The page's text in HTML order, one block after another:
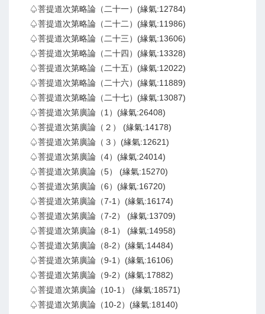
♤菩提道次第略論（二十一）(緣氣:12784)
♤菩提道次第略論（二十二）(緣氣:11986)
♤菩提道次第略論（二十三）(緣氣:13606)
♤菩提道次第略論（二十四）(緣氣:13328)
♤菩提道次第略論（二十五）(緣氣:12022)
♤菩提道次第略論（二十六）(緣氣:11889)
♤菩提道次第略論（二十七）(緣氣:13087)
♤菩提道次第廣論（1）(緣氣:26408)
♤菩提道次第廣論（２） (緣氣:14178)
♤菩提道次第廣論（３）(緣氣:12621)
♤菩提道次第廣論（4）(緣氣:24014)
♤菩提道次第廣論（5） (緣氣:15270)
♤菩提道次第廣論（6）(緣氣:16720)
♤菩提道次第廣論（7-1）(緣氣:16174)
♤菩提道次第廣論（7-2） (緣氣:13709)
♤菩提道次第廣論（8-1） (緣氣:14958)
♤菩提道次第廣論（8-2）(緣氣:14484)
♤菩提道次第廣論（9-1）(緣氣:16106)
♤菩提道次第廣論（9-2）(緣氣:17882)
♤菩提道次第廣論（10-1） (緣氣:18571)
♤菩提道次第廣論（10-2）(緣氣:18140)